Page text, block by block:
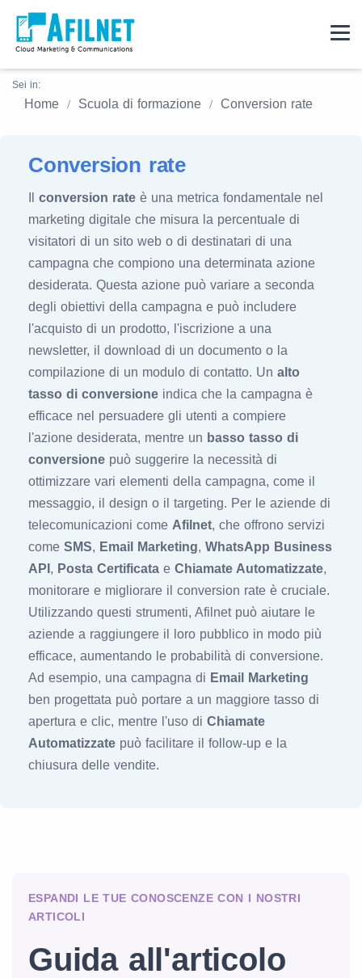
Sei in:
Home Scuola di formazione Conversion rate
Conversion rate
conversion rate è una metrica fondamentale nel
marketing digitale che misura la percentuale di
visitatori di un sito web o di destinatari di una
campagna che compiono una determinata azione
desiderata. Questa azione può variare a seconda
degli obiettivi della campagna e può includere
l'acquisto di un prodotto, l'iscrizione a una
newsletter, il download di un documento o la
compilazione di un modulo di contatto. Un alto
tasso di conversione indica che la campagna è
efficace nel persuadere gli utenti a compiere
l'azione desiderata, mentre un basso tasso di
conversione può suggerire la necessità di
ottimizzare vari elementi della campagna, come il
messaggio, il design o il targeting. Per le aziende di
telecomunicazioni come Afilnet, che offrono servizi
come SMS, Email Marketing, WhatsApp Business
API , Posta Certificata e Chiamate Automatizzate,
monitorare e migliorare il conversion rate è cruciale.
Utilizzando questi strumenti, Afilnet può aiutare le
aziende a raggiungere il loro pubblico in modo più
efficace, aumentando le probabilità di conversione.
Ad esempio, una campagna di Email Marketing
ben progettata può portare a un maggiore tasso di
apertura e clic, mentre l'uso di Chiamate
Automatizzate può facilitare il follow-up e la
chiusura delle vendite.
ESPANDI LE TUE CONOSCENZE CON I NOSTRI
ARTICOLI
Guida all'articolo